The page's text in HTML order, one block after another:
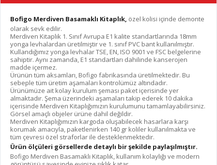
Bofigo Merdiven Basamaklı Kitaplık özel kolisi içinde demonte
olarak sevk edilir.
Merdiven Kitaplık 1. Sınıf Avrupa E1 kalite standartlarında 18mm
yonga levhalardan üretilmiştir ve 1. sınıf PVC bant kullanılmıştır.
Kullandığımız yonga levhalar TSE, EN, ISO 9001 ve FSC belgelerine
sahiptir. Aynı zamanda, E1 standartları dahilinde kanserojen
madde içermez.
Ürünün tüm aksamları, Bofigo fabrikasında üretilmektedir. Bu
sebeple tüm üretim aşamaları kontrolümüz altındadır.
Ürünümüze ait kolay kurulum şeması paket içerisinde yer
almaktadır. Şema üzerindeki aşamaları takip ederek 10 dakika
içerisinde Merdiven Kitaplığımızın kurulumunu tamamlayabilirsiniz.
Görsel amaçlı objeler ürüne dahil değildir.
Merdiven Kitaplığımızın kargoda oluşabilecek hasarlara karşı
korumak amacıyla, paketlenirken 140 gr koliler kullanılmakta ve
tüm çevresi özel straforlar ile desteklenmektedir.
Ürün ölçüleri görsellerde detaylı bir şekilde paylaşılmıştır.
Bofigo Merdiven Basamaklı Kitaplık, kullanım kolaylığı ve modern